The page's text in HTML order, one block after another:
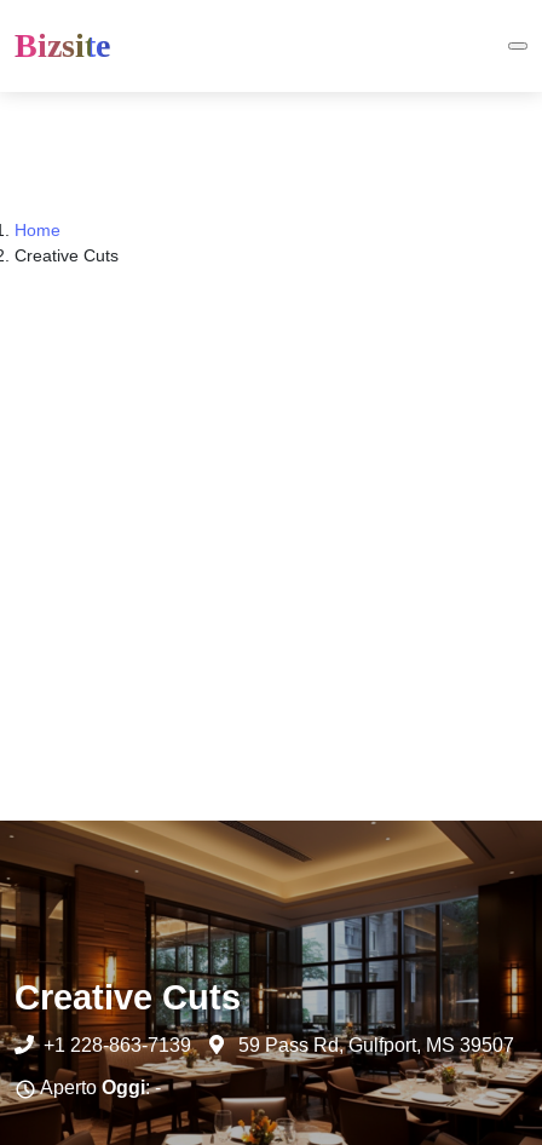
Bizsite
Home
Creative Cuts
Creative Cuts
+1 228-863-7139 59 Pass Rd, Gulfport, MS 39507
ApertoOggi: -